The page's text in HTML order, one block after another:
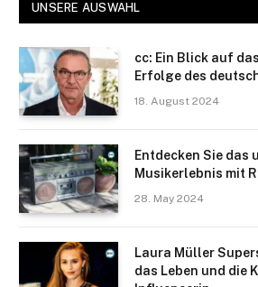
UNSERE AUSWAHL
cc: Ein Blick auf
Erfolge des
18. August 2024
Entdecken Sie das
Musikerlebnis mit
28. May 2024
Laura Müller
das Leben und die